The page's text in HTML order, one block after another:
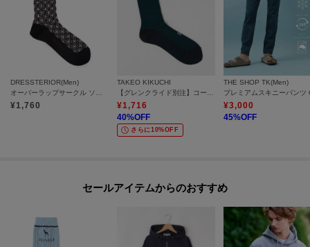
DRESSTERIOR(Men)
¥1,760
TAKEO KIKUCHI
¥1,716
40%OFF
さらに10%OFF
THE SHOP TK(Men)
¥3,000
45%OFF
セールアイテムからのおすすめ